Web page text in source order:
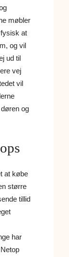
møbler
at
og vil
ud til
vej
vil
og
at købe
større
tillid
har